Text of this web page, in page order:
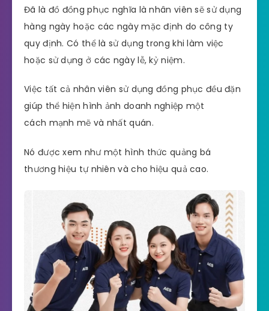
Đã là đồ đồng phục nghĩa là nhân viên sẽ sử dụng
hàng ngày hoặc các ngày mặc định do công ty
quy định. Có thể là sử dụng trong khi làm việc
hoặc sử dụng ở các ngày lễ, kỷ niệm.
Việc tất cả nhân viên sử dụng đồng phục đều đặn
giúp thể hiện hình ảnh doanh nghiệp một
cách mạnh mẽ và nhất quán.
Nó được xem như một hình thức quảng bá
thương hiệu tự nhiên và cho hiệu quả cao.